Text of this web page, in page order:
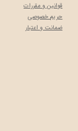
قوانین و مقررات
حریم خصوصی
ضمانت و اعتبار